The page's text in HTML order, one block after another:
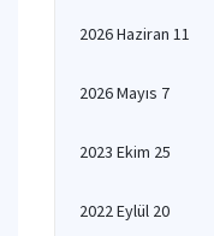
2026 Haziran 11
2026 Mayıs 7
2023 Ekim 25
2022 Eylül 20